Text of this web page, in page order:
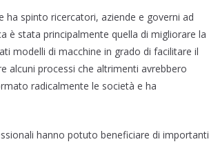
ha spinto ricercatori, aziende e governi ad
è stata principalmente quella di migliorare la
modelli di macchine in grado di facilitare il
alcuni processi che altrimenti avrebbero
radicalmente le società e ha
hanno potuto beneficiare di importanti